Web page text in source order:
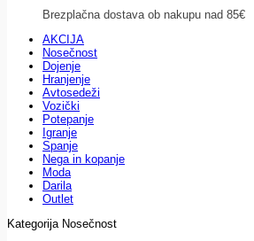
Brezplačna dostava ob nakupu nad 85€
AKCIJA
Nosečnost
Dojenje
Hranjenje
Avtosedeži
Vozički
Potepanje
Igranje
Spanje
Nega in kopanje
Moda
Darila
Outlet
Kategorija Nosečnost